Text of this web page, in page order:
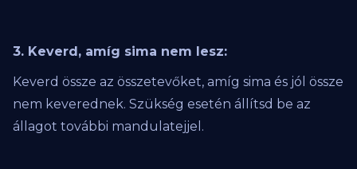
3. Keverd, amíg sima nem lesz:
Keverd össze az összetevőket, amíg sima és jól össze
nem keverednek. Szükség esetén állítsd be az
állagot további mandulatejjel.